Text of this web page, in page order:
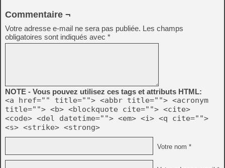
Commentaire ¬
Votre adresse e-mail ne sera pas publiée. Les champs
obligatoires sont indiqués avec *
NOTE - Vous pouvez utilisez ces tags et attributs HTML:
<a href="" title=""> <abbr title=""> <acronym
title=""> <b> <blockquote cite=""> <cite>
<code> <del datetime=""> <em> <i> <q cite="">
<s> <strike> <strong>
Votre nom *